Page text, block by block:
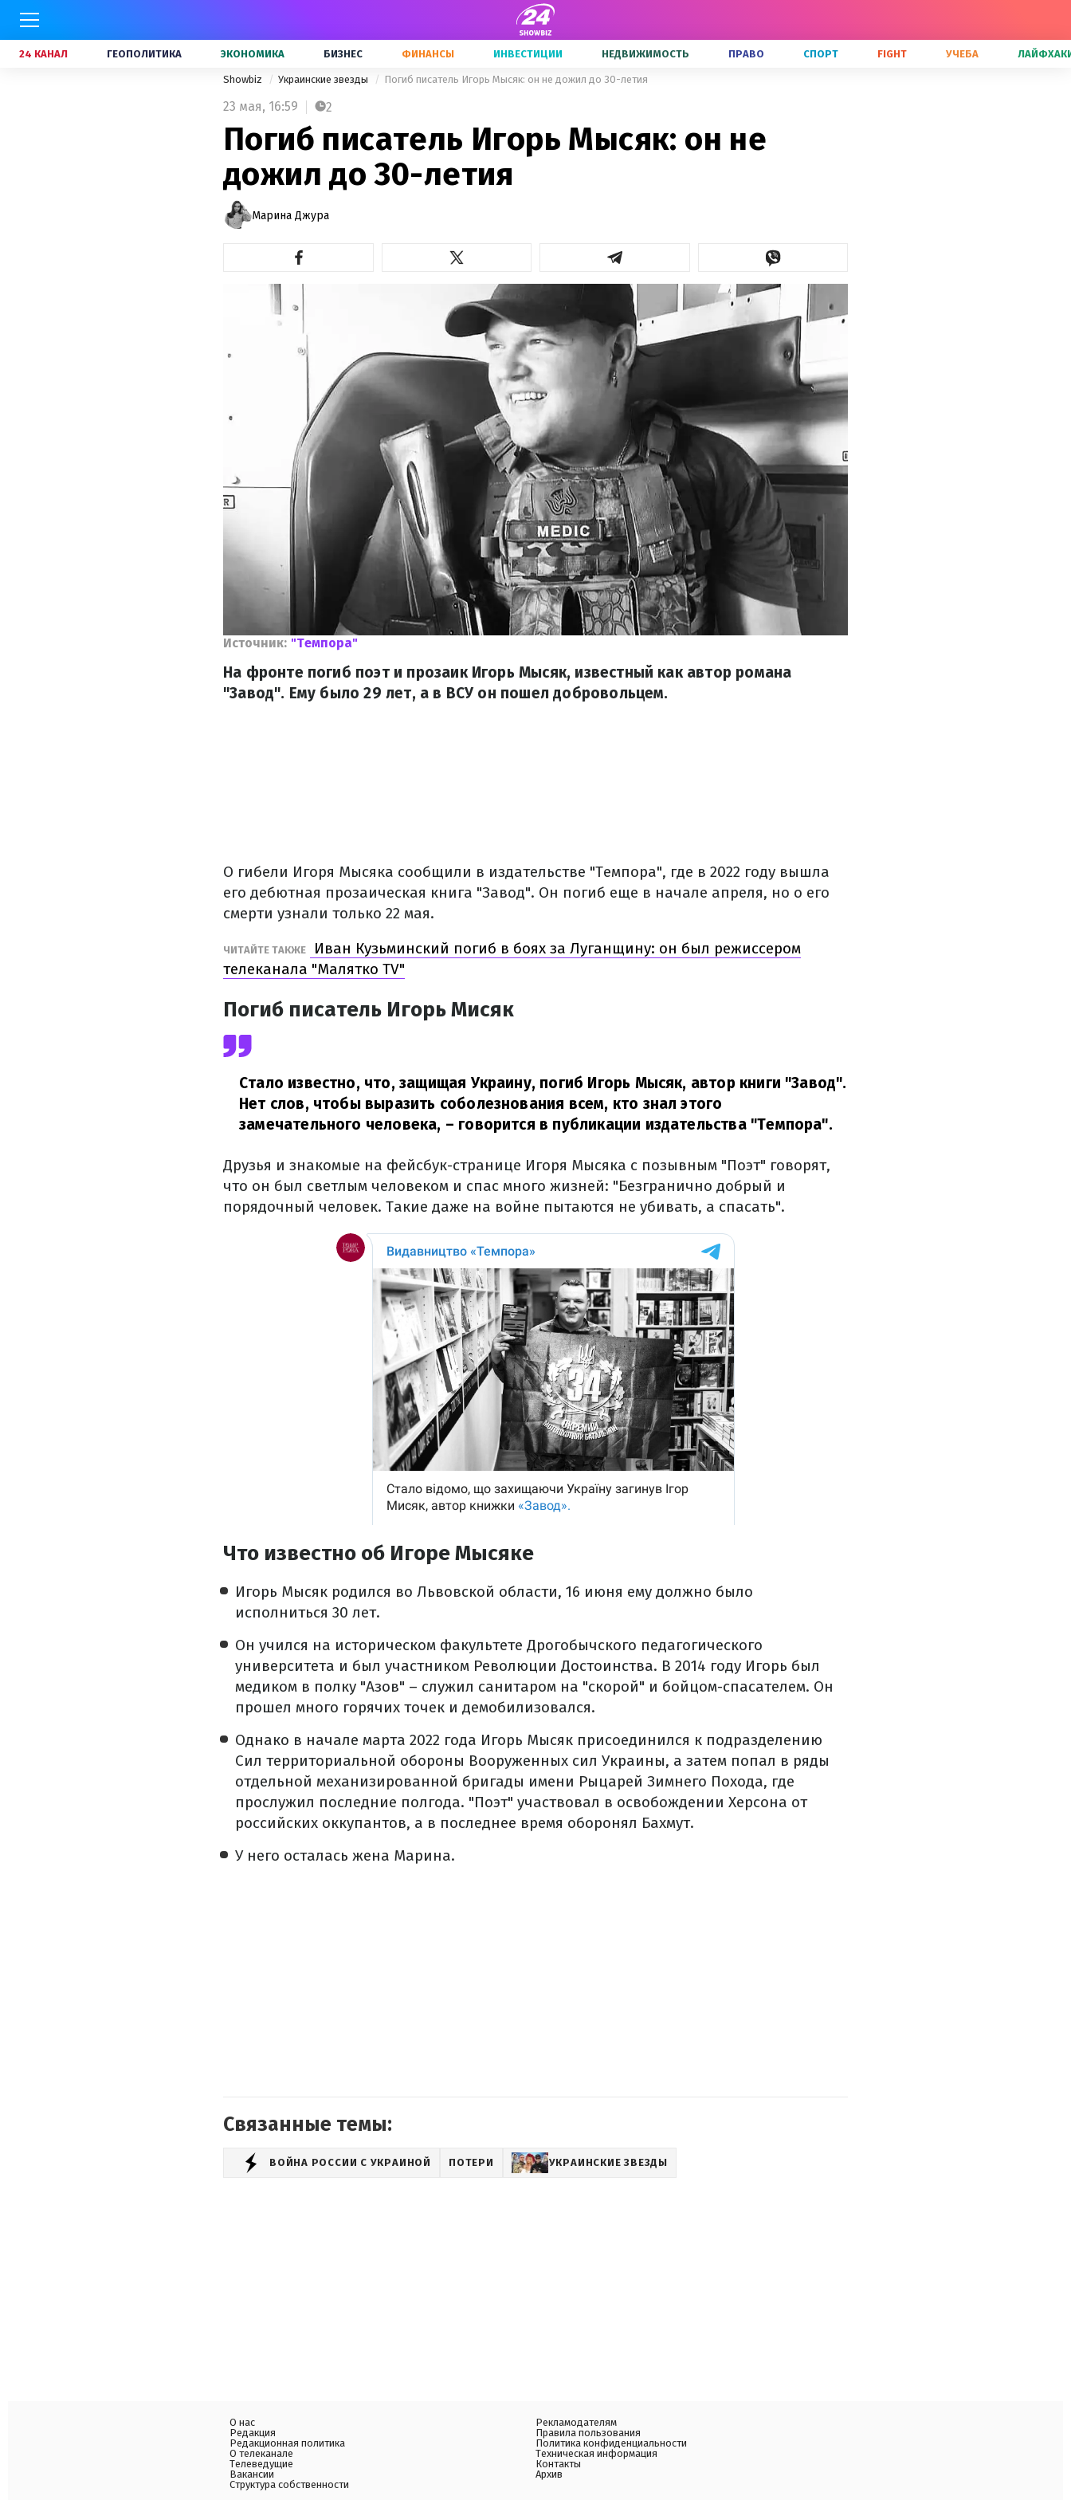
24 КАНАЛ ГЕОПОЛИТИКА ЭКОНОМИКА БИЗНЕС ФИНАНСЫ ИНВЕСТИЦИИ НЕДВИЖИМОСТЬ ПРАВО СПОРТ FIGHT УЧЕБА
Showbiz Украинские звезды Погиб писатель Игорь Мысяк: он не дожил до 30-летия
23 мая, 16:59 2
Погиб писатель Игорь Мысяк: он не
дожил до 30-летия
Марина Джура
Источник: "Темпора"
На фронте погиб поэт и прозаик Игорь Мысяк, известный как автор романа
"Завод". Ему было 29 лет, а в ВСУ он пошел добровольцем.
О гибели Игоря Мысяка сообщили в издательстве "Темпора", где в 2022 году вышла
его дебютная прозаическая книга "Завод". Он погиб еще в начале апреля, но о его
смерти узнали только 22 мая.
ЧИТАЙТЕ ТАКЖЕ
Иван Кузьминский погиб в боях за Луганщину: он был режиссером
телеканала "Малятко TV"
Погиб писатель Игорь Мисяк
Стало известно, что, защищая Украину, погиб Игорь Мысяк, автор книги "Завод".
Нет слов, чтобы выразить соболезнования всем, кто знал этого
замечательного человека, – говорится в публикации издательства "Темпора".
Друзья и знакомые на фейсбук-странице Игоря Мысяка с позывным "Поэт" говорят,
что он был светлым человеком и спас много жизней: "Безгранично добрый и
порядочный человек. Такие даже на войне пытаются не убивать, а спасать".
Что известно об Игоре Мысяке
Игорь Мысяк родился во Львовской области, 16 июня ему должно было
исполниться 30 лет.
Он учился на историческом факультете Дрогобычского педагогического
университета и был участником Революции Достоинства. В 2014 году Игорь был
медиком в полку "Азов" – служил санитаром на "скорой" и бойцом-спасателем. Он
прошел много горячих точек и демобилизовался.
Однако в начале марта 2022 года Игорь Мысяк присоединился к подразделению
Сил территориальной обороны Вооруженных сил Украины, а затем попал в ряды
отдельной механизированной бригады имени Рыцарей Зимнего Похода, где
прослужил последние полгода. "Поэт" участвовал в освобождении Херсона от
российских оккупантов, а в последнее время оборонял Бахмут.
У него осталась жена Марина.
Связанные темы:
ВОЙНА РОССИИ С УКРАИНОЙ ПОТЕРИ УКРАИНСКИЕ ЗВЕЗДЫ
О нас
Редакция
Редакционная политика
О телеканале
Телеведущие
Вакансии
Структура собственности
Рекламодателям
Правила пользования
Политика конфиденциальности
Техническая информация
Контакты
Архив